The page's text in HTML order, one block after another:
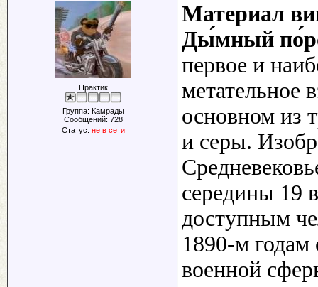
Практик
Группа: Камрады
Сообщений: 728
Статус: не в сети
Материал
Ды́мный
первое и
метательное
основном из
и серы.
середины 19
доступным
1890-м годам
военной